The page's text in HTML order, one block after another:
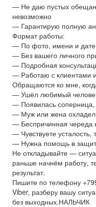
— Не даю пустых
невозможно
— Гарантирую полную
Формат работы:
— По фото, имени и
— Без вашего личного
— Подробная
— Работаю с клиентами
Обращаются ко мне,
— Ушёл любимый
— Появилась
— Муж или жена
— Беспричинная череда
— Чувствуете усталость,
— Нужна помощь в
Не откладывайте —
раньше начнём работу,
результат.
Пишите по телефону
Viber, разберу вашу
без выходных.НАЛЬЧИК